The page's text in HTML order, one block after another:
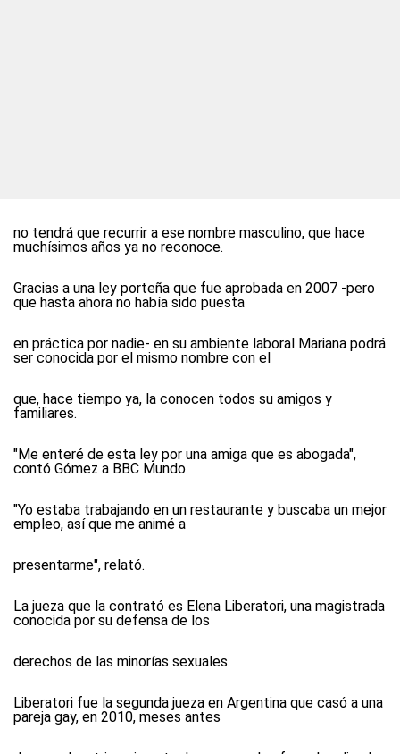
no tendrá que recurrir a ese nombre masculino, que hace
muchísimos años ya no reconoce.
Gracias a una ley porteña que fue aprobada en 2007 -pero
que hasta ahora no había sido puesta
en práctica por nadie- en su ambiente laboral Mariana podrá
ser conocida por el mismo nombre con el
que, hace tiempo ya, la conocen todos su amigos y
familiares.
"Me enteré de esta ley por una amiga que es abogada",
contó Gómez a BBC Mundo.
"Yo estaba trabajando en un restaurante y buscaba un mejor
empleo, así que me animé a
presentarme", relató.
La jueza que la contrató es Elena Liberatori, una magistrada
conocida por su defensa de los
derechos de las minorías sexuales.
Liberatori fue la segunda jueza en Argentina que casó a una
pareja gay, en 2010, meses antes